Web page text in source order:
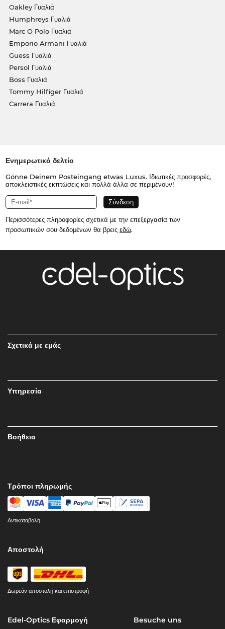
Oakley Γυαλιά
Humphreys Γυαλιά
Marc O Polo Γυαλιά
Emporio Armani Γυαλιά
Guess Γυαλιά
Persol Γυαλιά
Boss Γυαλιά
Tommy Hilfiger Γυαλιά
Carrera Γυαλιά
Ενημερωτικό δελτίο
Gönne Deinem Posteingang etwas Luxus. Ιδιωτικές προσφορές,
αποκλειστικές εκπτώσεις και πολλά άλλα σε περιμένουν!
Περισσότερες πληροφορίες σχετικά με την επεξεργασία των
προσωπικών σου δεδομένων θα βρεις εδώ.
Σχετικά με εμάς
Υπηρεσία
Βοήθεια
Τρόποι πληρωμής
Αντικαταβολή
Αποστολή
Δωρεάν αποστολή και επιστροφή
Edel-Optics Εφαρμογή Besuche uns